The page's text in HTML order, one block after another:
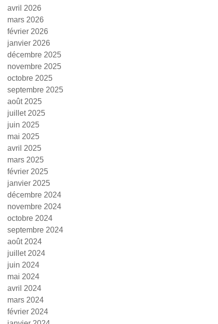
avril 2026
mars 2026
février 2026
janvier 2026
décembre 2025
novembre 2025
octobre 2025
septembre 2025
août 2025
juillet 2025
juin 2025
mai 2025
avril 2025
mars 2025
février 2025
janvier 2025
décembre 2024
novembre 2024
octobre 2024
septembre 2024
août 2024
juillet 2024
juin 2024
mai 2024
avril 2024
mars 2024
février 2024